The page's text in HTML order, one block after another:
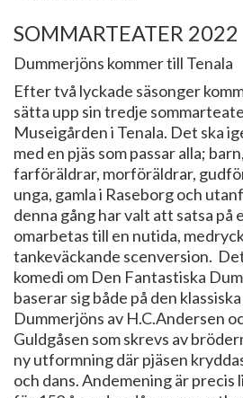
SOMMARTEATER 2022
Dummerjöns kommer till Tenala
Efter två lyckade säsonger
sätta upp sin tredje
Museigården i Tenala. Det ska
med en pjäs som passar alla;
farföräldrar, morföräldrar,
unga, gamla i Raseborg och
denna gång har valt att satsa på
omarbetas till en nutida,
tankeväckande scenversion.
komedi om Den Fantastiska
baserar sig både på den
Dummerjöns av H.C.Andersen
Guldgåsen som skrevs av
ny utformning där pjäsen
och dans. Andemening är precis